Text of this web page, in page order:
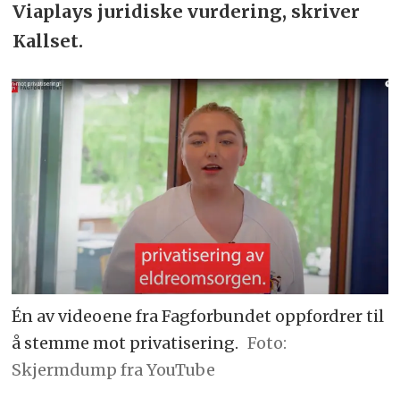
Viaplays juridiske vurdering, skriver
Kallset.
Én av videoene fra Fagforbundet oppfordrer til
å stemme mot privatisering. Foto:
Skjermdump fra YouTube